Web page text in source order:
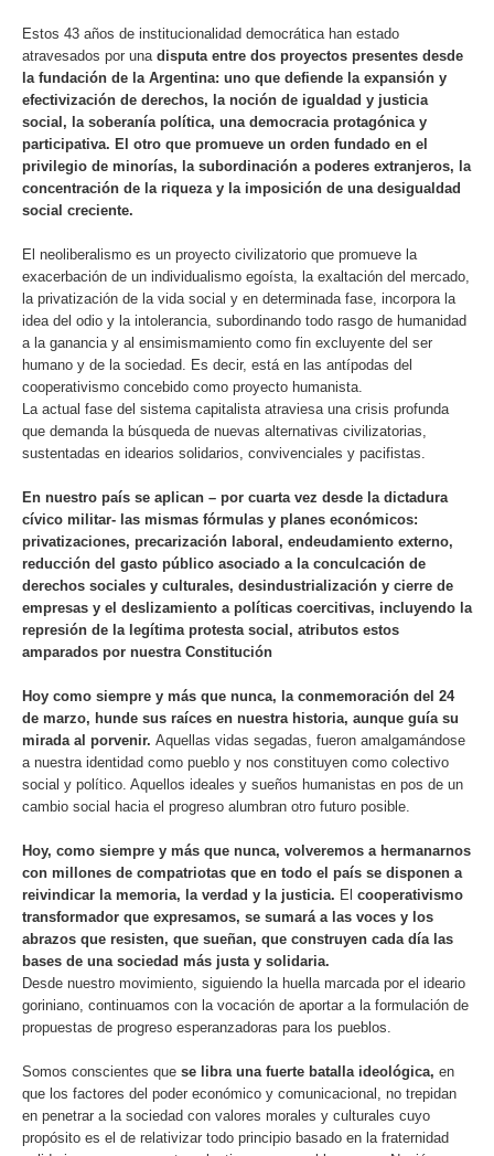
Estos 43 años de institucionalidad democrática han estado
atravesados por una disputa entre dos proyectos presentes desde
la fundación de la Argentina: uno que defiende la expansión y
efectivización de derechos, la noción de igualdad y justicia
social, la soberanía política, una democracia protagónica y
participativa. El otro que promueve un orden fundado en el
privilegio de minorías, la subordinación a poderes extranjeros, la
concentración de la riqueza y la imposición de una desigualdad
social creciente.
El neoliberalismo es un proyecto civilizatorio que promueve la
exacerbación de un individualismo egoísta, la exaltación del mercado,
la privatización de la vida social y en determinada fase, incorpora la
idea del odio y la intolerancia, subordinando todo rasgo de humanidad
a la ganancia y al ensimismamiento como fin excluyente del ser
humano y de la sociedad. Es decir, está en las antípodas del
cooperativismo concebido como proyecto humanista.
La actual fase del sistema capitalista atraviesa una crisis profunda
que demanda la búsqueda de nuevas alternativas civilizatorias,
sustentadas en idearios solidarios, convivenciales y pacifistas.
En nuestro país se aplican – por cuarta vez desde la dictadura
cívico militar- las mismas fórmulas y planes económicos:
privatizaciones, precarización laboral, endeudamiento externo,
reducción del gasto público asociado a la conculcación de
derechos sociales y culturales, desindustrialización y cierre de
empresas y el deslizamiento a políticas coercitivas, incluyendo la
represión de la legítima protesta social, atributos estos
amparados por nuestra Constitución
Hoy como siempre y más que nunca, la conmemoración del 24
de marzo, hunde sus raíces en nuestra historia, aunque guía su
mirada al porvenir. Aquellas vidas segadas, fueron amalgamándose
a nuestra identidad como pueblo y nos constituyen como colectivo
social y político. Aquellos ideales y sueños humanistas en pos de un
cambio social hacia el progreso alumbran otro futuro posible.
Hoy, como siempre y más que nunca, volveremos a hermanarnos
con millones de compatriotas que en todo el país se disponen a
reivindicar la memoria, la verdad y la justicia. El cooperativismo
transformador que expresamos, se sumará a las voces y los
abrazos que resisten, que sueñan, que construyen cada día las
bases de una sociedad más justa y solidaria.
Desde nuestro movimiento, siguiendo la huella marcada por el ideario
goriniano, continuamos con la vocación de aportar a la formulación de
propuestas de progreso esperanzadoras para los pueblos.
Somos conscientes que se libra una fuerte batalla ideológica, en
que los factores del poder económico y comunicacional, no trepidan
en penetrar a la sociedad con valores morales y culturales cuyo
propósito es el de relativizar todo principio basado en la fraternidad